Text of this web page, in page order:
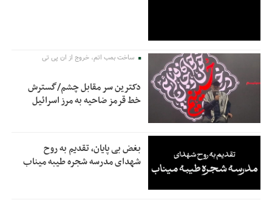
ساخت بمب اتم، خروج از ان پی تی
دکترین سر مقابل چشم/گسترش
خط قرمز ضاحیه به مرز اسرائیل
بغض بی پایان، تقدیم به روح
شهدای مدرسه شجره طیبه میناب